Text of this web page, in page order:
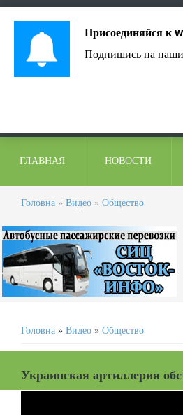
ГЛАВНАЯ НОВОСТИ
Головна » Видео » Общество
Головна » Видео » Общество
Украинская артиллерия
Присоединяйся к
Подпишись на